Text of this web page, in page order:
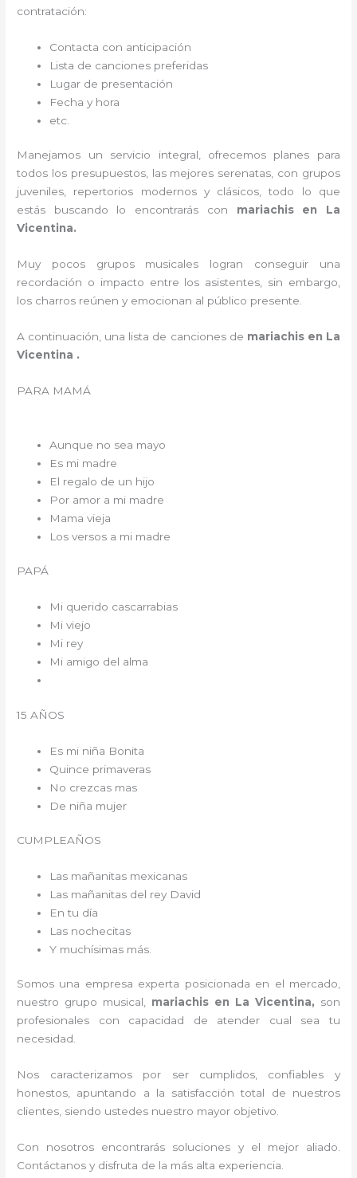
contratación:
Contacta con anticipación
Lista de canciones preferidas
Lugar de presentación
Fecha y hora
etc.
Manejamos un servicio integral, ofrecemos planes para
todos los presupuestos, las mejores serenatas, con grupos
juveniles, repertorios modernos y clásicos, todo lo que
estás buscando lo encontrarás con mariachis en La
Vicentina.
Muy pocos grupos musicales logran conseguir una
recordación o impacto entre los asistentes, sin embargo,
los charros reúnen y emocionan al público presente.
A continuación, una lista de canciones de mariachis en La
Vicentina .
PARA MAMÁ
Aunque no sea mayo
Es mi madre
El regalo de un hijo
Por amor a mi madre
Mama vieja
Los versos a mi madre
PAPÁ
Mi querido cascarrabias
Mi viejo
Mi rey
Mi amigo del alma
15 AÑOS
Es mi niña Bonita
Quince primaveras
No crezcas mas
De niña mujer
CUMPLEAÑOS
Las mañanitas mexicanas
Las mañanitas del rey David
En tu día
Las nochecitas
Y muchísimas más.
Somos una empresa experta posicionada en el mercado,
nuestro grupo musical, mariachis en La Vicentina, son
profesionales con capacidad de atender cual sea tu
necesidad.
Nos caracterizamos por ser cumplidos, confiables y
honestos, apuntando a la satisfacción total de nuestros
clientes, siendo ustedes nuestro mayor objetivo.
Con nosotros encontrarás soluciones y el mejor aliado.
Contáctanos y disfruta de la más alta experiencia.